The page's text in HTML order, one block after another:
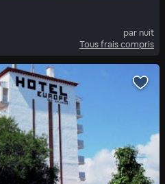
par nuit
Tous frais compris